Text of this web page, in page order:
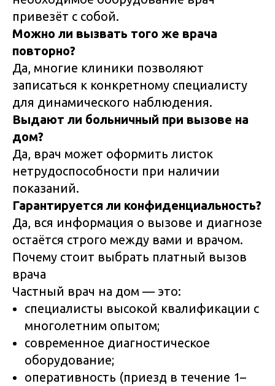
привезёт с собой.
Можно ли вызвать того же врача
повторно?
Да, многие клиники позволяют
записаться к конкретному специалисту
для динамического наблюдения.
Выдают ли больничный при вызове на
дом?
Да, врач может оформить листок
нетрудоспособности при наличии
показаний.
Гарантируется ли конфиденциальность?
Да, вся информация о вызове и диагнозе
остаётся строго между вами и врачом.
Почему стоит выбрать платный вызов
врача
Частный врач на дом — это:
специалисты высокой квалификации с
многолетним опытом;
современное диагностическое
оборудование;
оперативность (приезд в течение 1–